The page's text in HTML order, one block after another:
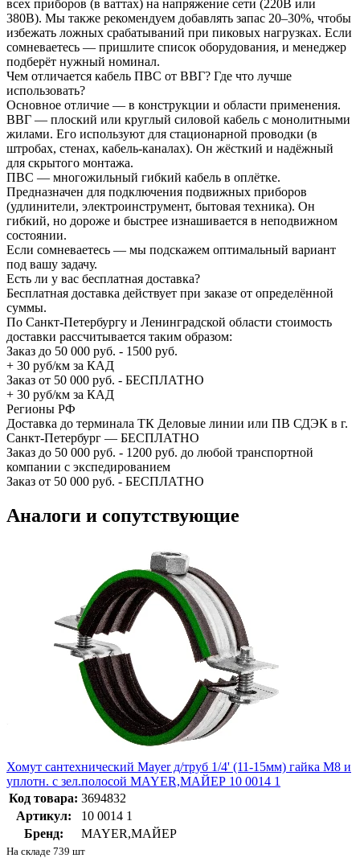
всех приборов (в ваттах) на напряжение сети (220В или
380В). Мы также рекомендуем добавлять запас 20–30%, чтобы
избежать ложных срабатываний при пиковых нагрузках. Если
сомневаетесь — пришлите список оборудования, и менеджер
подберёт нужный номинал.
Чем отличается кабель ПВС от ВВГ? Где что лучше
использовать?
Основное отличие — в конструкции и области применения.
ВВГ — плоский или круглый силовой кабель с монолитными
жилами. Его используют для стационарной проводки (в
штробах, стенах, кабель-каналах). Он жёсткий и надёжный
для скрытого монтажа.
ПВС — многожильный гибкий кабель в оплётке.
Предназначен для подключения подвижных приборов
(удлинители, электроинструмент, бытовая техника). Он
гибкий, но дороже и быстрее изнашивается в неподвижном
состоянии.
Если сомневаетесь — мы подскажем оптимальный вариант
под вашу задачу.
Есть ли у вас бесплатная доставка?
Бесплатная доставка действует при заказе от определённой
суммы.
По Санкт-Петербургу и Ленинградской области стоимость
доставки рассчитывается таким образом:
Заказ до 50 000 руб. - 1500 руб.
+ 30 руб/км за КАД
Заказ от 50 000 руб. - БЕСПЛАТНО
+ 30 руб/км за КАД
Регионы РФ
Доставка до терминала ТК Деловые линии или ПВ СДЭК в г.
Санкт-Петербург — БЕСПЛАТНО
Заказ до 50 000 руб. - 1200 руб. до любой транспортной
компании с экспедированием
Заказ от 50 000 руб. - БЕСПЛАТНО
Аналоги и сопутствующие
Хомут сантехнический Mayer д/труб 1/4' (11-15мм) гайка М8 и
уплотн. с зел.полосой MAYER,МАЙЕР 10 0014 1
Код товара: 3694832
Артикул:
10 0014 1
Бренд:
MAYER,МАЙЕР
На складе 739 шт